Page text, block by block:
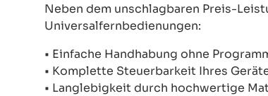
Neben dem unschlagbaren Preis-
Universalfernbedienungen:
• Einfache Handhabung ohne
• Komplette Steuerbarkeit Ihres
• Langlebigkeit durch hochwertige